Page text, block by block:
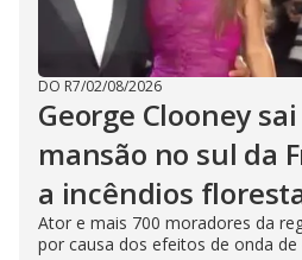
DO R7/02/08/2026
George Clooney
mansão no sul da
a incêndios
Ator e mais 700 moradores da
por causa dos efeitos de onda de